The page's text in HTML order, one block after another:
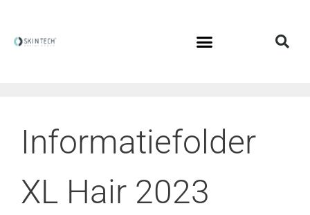
Informatiefolder
XL Hair 2023